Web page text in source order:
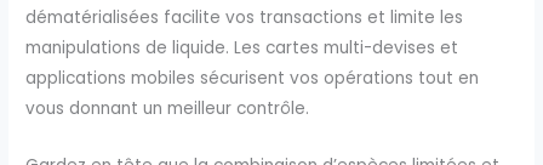
dématérialisées facilite vos transactions et limite les
manipulations de liquide. Les cartes multi-devises et
applications mobiles sécurisent vos opérations tout en
vous donnant un meilleur contrôle.